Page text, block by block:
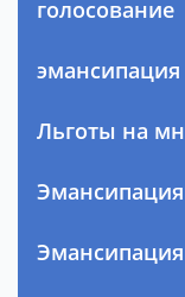
голосование
эмансипация
Льготы на
Эмансипация
Эмансипация